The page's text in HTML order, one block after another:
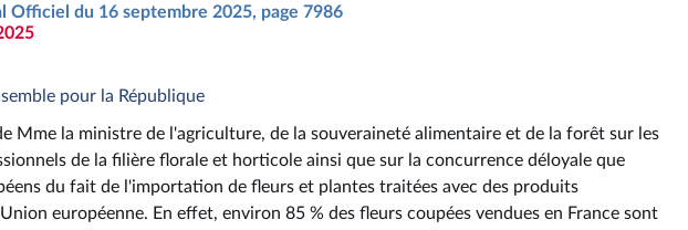
Officiel du 16 septembre 2025, page 7986
pour la République
Mme la ministre de l'agriculture, de la souveraineté alimentaire et de la forêt sur les
de la filière florale et horticole ainsi que sur la concurrence déloyale que
du fait de l'importation de fleurs et plantes traitées avec des produits
européenne. En effet, environ 85 % des fleurs coupées vendues en France sont